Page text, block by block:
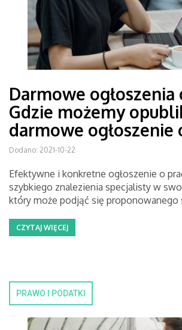
Darmowe ogłoszenia
Gdzie możemy
darmowe ogłoszenie
Dodano: 2021-10-22
Efektywne i konkretne ogłoszenie o
szybkiego znalezienia specjalisty w
który może podjąć się proponowanego
CZYTAJ WIĘCEJ
PRAWO I PODATKI